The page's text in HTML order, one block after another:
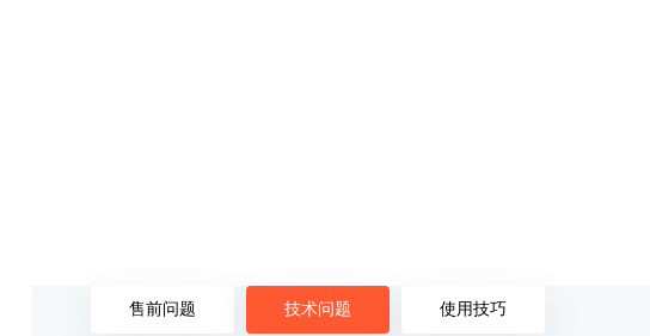
售前问题 技术问题 使用技巧